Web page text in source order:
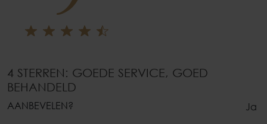
4 STERREN: GOEDE SERVICE, GOED
BEHANDELD
AANBEVELEN? Ja